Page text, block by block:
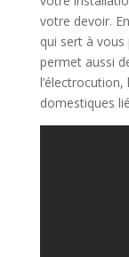
votre devoir.
qui sert à vous
permet aussi
l’électrocution,
domestiques